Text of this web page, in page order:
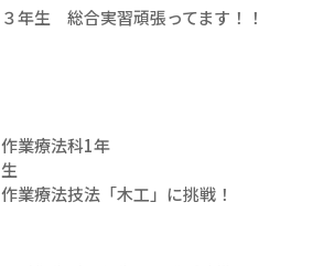
３年生 総合実習頑張ってます！！
作業療法科1年
生
作業療法技法「木工」に挑戦！